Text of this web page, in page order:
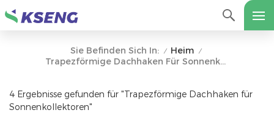
Sie Befinden Sich In: / Heim /
Trapezförmige Dachhaken Für Sonnenkollektoren
4 Ergebnisse gefunden für "Trapezförmige Dachhaken für
Sonnenkollektoren"